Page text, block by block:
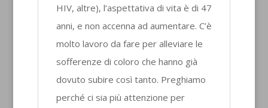
HIV, altre), l’aspettativa di vita è di 47
anni, e non accenna ad aumentare. C’è
molto lavoro da fare per alleviare le
sofferenze di coloro che hanno già
dovuto subire così tanto. Preghiamo
perché ci sia più attenzione per